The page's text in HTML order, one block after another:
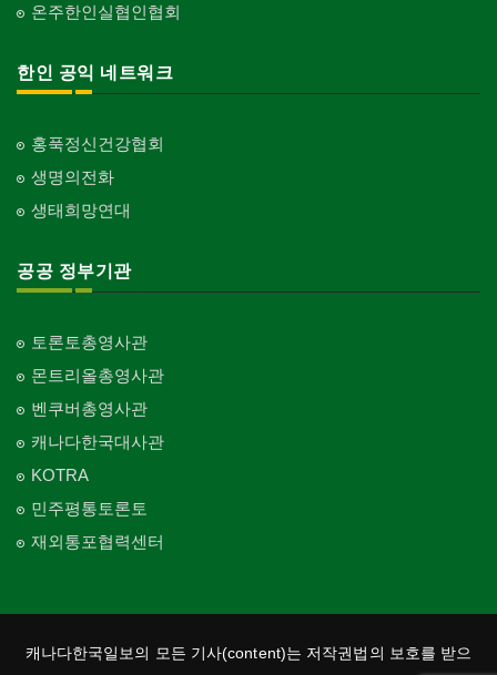
온주한인실협인협회
한인 공익 네트워크
홍푹정신건강협회
생명의전화
생태희망연대
공공 정부기관
토론토총영사관
몬트리올총영사관
벤쿠버총영사관
캐나다한국대사관
KOTRA
민주평통토론토
재외통포협력센터
캐나다한국일보의 모든 기사(content)는 저작권법의 보호를 받으